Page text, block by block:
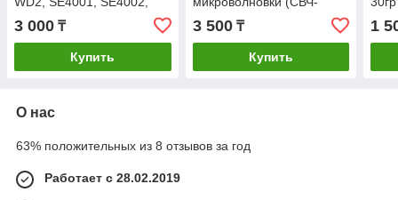
6.414-552
3 000 ₸
Купить
печи) 30V, 3W, 5/6 об/мин,
h14mm, 2 контакта Galanz
SM-16T 14434
3 500₸
Купить
1
О нас
63% положительных из 8 отзывов за год
Работает с 28.02.2019